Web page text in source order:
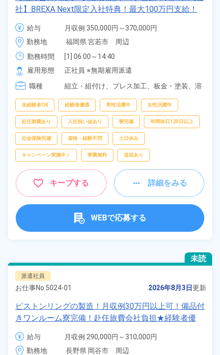
社】BREXA Next限定入社特典！最大100万円支給！
寮費無料！昇給＆業績賞与あり！相当支給★大手自動
車メーカーで車の組立・溶接・塗装作業！未経験歓迎
♪昇給＆業績賞与など各種手当も充実！備品付き1R寮
完備♪カバン一つで赴任OK！20代～30代の男女活躍
中！格安食堂あり♪生活支援物資事前対応可◎《福岡
県宮若市》
給与
月収例 350,000円～370,000円
給与 255,000円～255,000円
勤務地
福岡県 宮若市　周辺
勤務時間
[1] 06:00～14:40
[2] 16:00～00:40
[3] 16:30～01:10
[4] 15:20～00:00
雇用形態
正社員 ※無期雇用派遣
職種
組立・組付け、 プレス加工、 板金・塗装、 溶
未経験者OK 経験者優遇 男性活躍中 女性活躍中
赴任旅費あり 入社祝い金あり 寮完備 年間休日120日以上
社会保険完備 資格・経験不問 土日休み
キャンペーン実施中！ 寮費無料 送迎あり
キープする 詳細をみる
WEBで応募する
未読
派遣社員
お仕事No. 5024-01 2026年8月3日更新
ピストンリングの製造！月収例30万円以上可！備品付
きワンルーム寮完備！赴任旅費会社負担★経験者優
遇！日払い制度あり！幅広い年齢の男性活躍中！《長
野県岡谷市》
給与
月収例 290,000円～310,000円
時給 1,650円～1,650円
勤務地
長野県 岡谷市　周辺